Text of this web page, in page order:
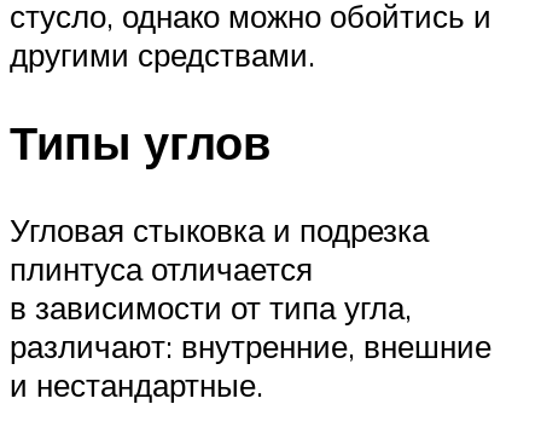
стусло, однако можно обойтись и
другими средствами.
Типы углов
Угловая стыковка и подрезка
плинтуса отличается
в зависимости от типа угла,
различают: внутренние, внешние
и нестандартные.